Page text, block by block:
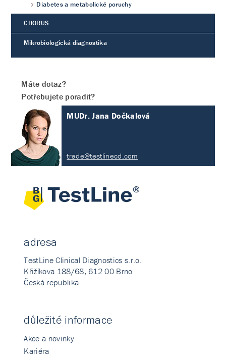
Diabetes a metabolické poruchy
CHORUS
Mikrobiologická diagnostika
Máte dotaz?
Potřebujete poradit?
MUDr. Jana Dočkalová
trade@testlinecd.com
adresa
TestLine Clinical Diagnostics s.r.o.
Křižíkova 188/68, 612 00 Brno
Česká republika
důležité informace
Akce a novinky
Kariéra